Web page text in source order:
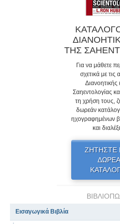
ΤΗΣ
Για να μάθετε
σχετικά με τις
Διανοητικής
Σαηεντολογίας
τη χρήση τους,
δωρεάν
ηχογραφημένων
και
ΖΗΤΗΣΤΕ
Εισαγωγικά Βιβλία